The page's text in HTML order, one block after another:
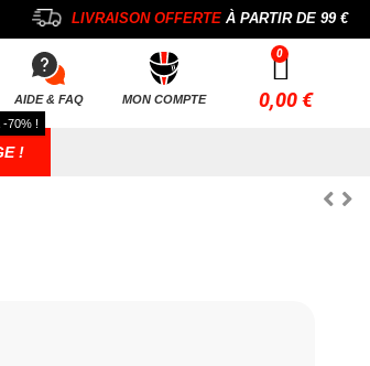
LIVRAISON OFFERTEÀ PARTIR DE 99 €
AIDE & FAQ MON COMPTE 0,00 €
!
-70% !